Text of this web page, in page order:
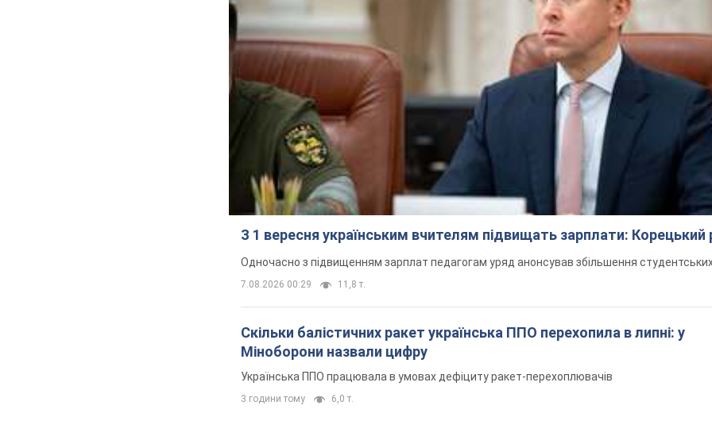
З 1 вересня українським вчителям підвищать зарплати: Корецький
Одночасно з підвищенням зарплат педагогам уряд анонсував збільшення
7.08.2026 00:29 11,8 т.
Скільки балістичних ракет українська ППО перехопила в липні: у
Міноборони назвали цифру
Українська ППО працювала в умовах дефіциту ракет-перехоплювачів
3 години тому 6,0 т.